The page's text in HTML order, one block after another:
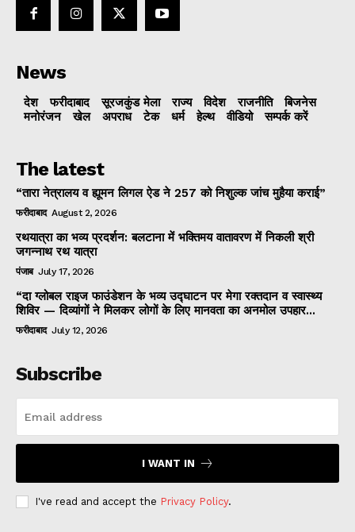
News
देश फरीदाबाद सूरजकुंड मेला राज्‍य विदेश राजनीति
बिजनेस
मनोरंजन
खेल अपराध टेक धर्म हेल्थ वीडियो सम्पर्क करें
The latest
“तारा नेत्रालय व ह्यूमन लिगल ऐड ने 257 को निशुल्क जांच मुहैया कराई”
फरीदाबाद August 2, 2026
रथयात्रा का भव्य प्रदर्शन: बलटाना में भक्तिमय वातावरण में निकली श्री
जगन्नाथ रथ यात्रा
पंजाब July 17, 2026
“दा ग्लोबल राइज फाउंडेशन के भव्य उद्घाटन पर मेगा रक्तदान व स्वास्थ्य
शिविर — दिव्यांगों ने मिलकर लोगों के लिए मानवता का अनमोल उपहार...
फरीदाबाद July 12, 2026
Subscribe
I WANT IN
I've read and accept the Privacy Policy.